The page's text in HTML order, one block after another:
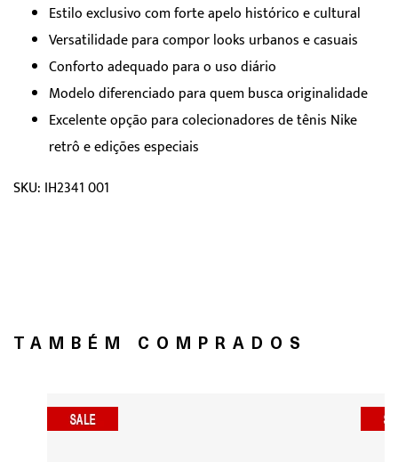
Estilo exclusivo com forte apelo histórico e cultural
Versatilidade para compor looks urbanos e casuais
Conforto adequado para o uso diário
Modelo diferenciado para quem busca originalidade
Excelente opção para colecionadores de tênis Nike
retrô e edições especiais
SKU: IH2341 001
TAMBÉM COMPRADOS